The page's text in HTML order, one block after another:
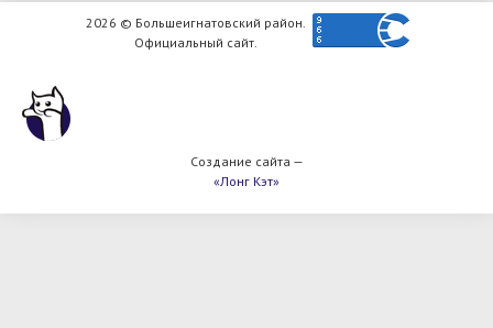
2026 © Большеигнатовский район.
Официальный сайт.
Создание сайта —
«Лонг Кэт»